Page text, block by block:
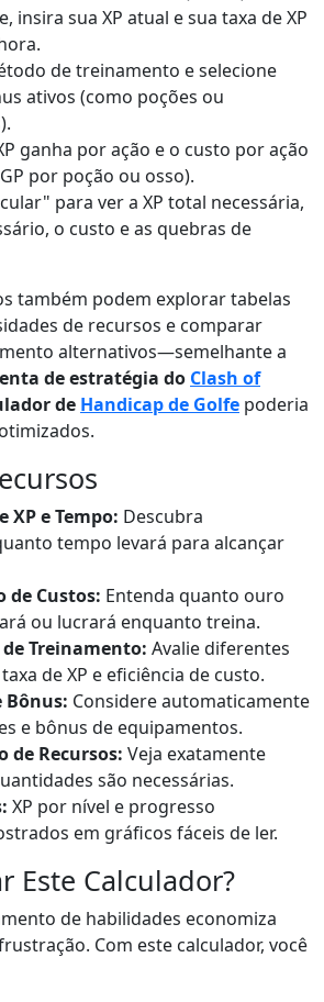
insira sua XP atual e sua taxa de XP
de treinamento e selecione
ativos (como poções ou
ganha por ação e o custo por ação
por poção ou osso).
para ver a XP total necessária,
o custo e as quebras de
também podem explorar tabelas
de recursos e comparar
alternativos—semelhante a
de estratégia do Clash of
de Handicap de Golfe poderia
XP e Tempo: Descubra
tempo levará para alcançar
de Custos: Entenda quanto ouro
ou lucrará enquanto treina.
Treinamento: Avalie diferentes
de XP e eficiência de custo.
Bônus: Considere automaticamente
e bônus de equipamentos.
de Recursos: Veja exatamente
são necessárias.
XP por nível e progresso
em gráficos fáceis de ler.
Este Calculador?
de habilidades economiza
Com este calculador, você